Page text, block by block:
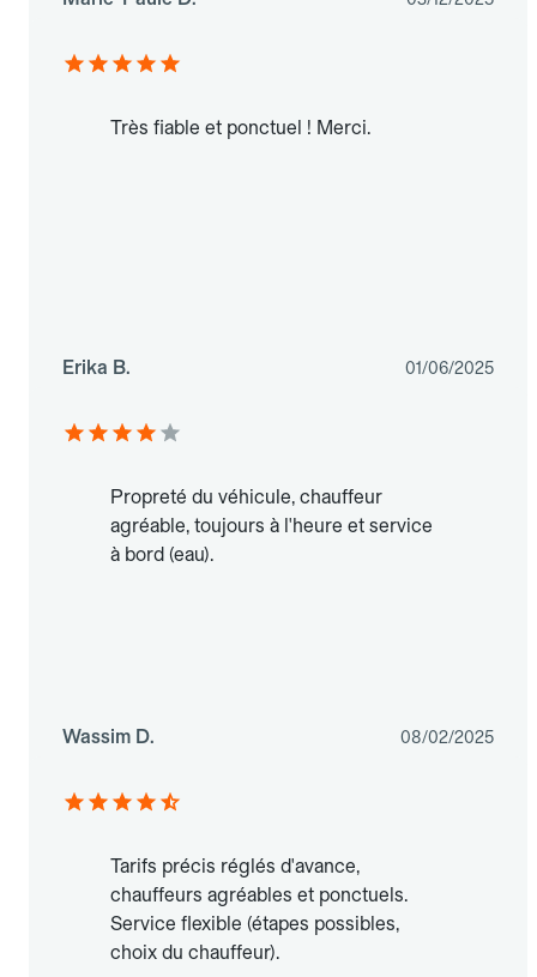
Très fiable et ponctuel ! Merci.
Erika B. 01/06/2025
Propreté du véhicule, chauffeur
agréable, toujours à l'heure et service
à bord (eau).
Wassim D. 08/02/2025
Tarifs précis réglés d'avance,
chauffeurs agréables et ponctuels.
Service flexible (étapes possibles,
choix du chauffeur).